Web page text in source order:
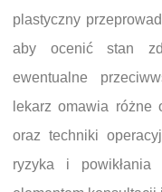
plastyczny
aby ocenić stan
ewentualne
lekarz omawia różne
oraz techniki
ryzyka i powikłania